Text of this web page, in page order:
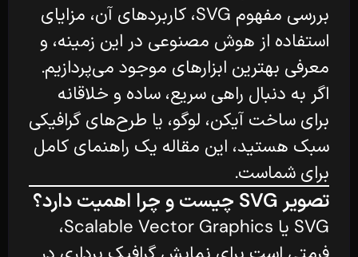
بررسی مفهوم SVG، کاربردهای آن، مزایای
استفاده از هوش مصنوعی در این زمینه، و
معرفی بهترین ابزارهای موجود می‌پردازیم.
اگر به دنبال راهی سریع، ساده و خلاقانه
برای ساخت آیکن، لوگو، یا طرح‌های گرافیکی
سبک هستید، این مقاله یک راهنمای کامل
برای شماست.
تصویر SVG چیست و چرا اهمیت دارد؟
SVG یا Scalable Vector Graphics،
فرمتی است برای نمایش گرافیک برداری در